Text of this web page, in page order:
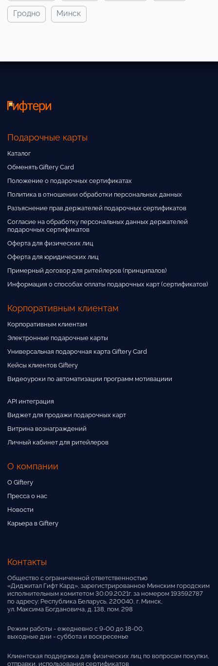
гродно минск
Подарочные карты
Каталог
Обменять Giftery Card
Положение о подарочных сертификатах
Политика в отношении обработки персональных данных
Разъяснение прав держателей подарочных сертификатов
Согласие на обработку персональных данных держателей
подарочных сертификатов
Оферта для физических лиц
Оферта для юридических лиц
Примерный договор для ритейлеров (принципалов)
Информация о способах оплаты подарочных карт (сертификатов)
Корпоративным клиентам
Корпоративным клиентам
Электронные подарочные карты
Универсальная подарочная карта Giftery Card
Кейсы клиентов Giftery
Видеоуроки по автоматизации программ мотивациии
API интеграция
Виджет для продажи подарочных карт
Витрина вознаграждений
Личный кабинет для ритейлеров
О компании
О Giftery
Пресса о нас
Новости
Карьера в Giftery
Контакты
Общество с ограниченной ответственностью
«Диджитал Гифт Кард», зарегистрированное Минским городским
исполнительным комитетом 30.09.2021г. за номером 193592787
по адресу: Республика Беларусь, 220040, г. Минск,
ул. Максима Богдановича, д. 138, пом. 298
Режим работы - ежедневно с 9-00 до 18-00,
выходные дни - суббота и воскресенье
Клиентская поддержка для физических лиц по вопросам покупки,
отправки, использования сертификатов